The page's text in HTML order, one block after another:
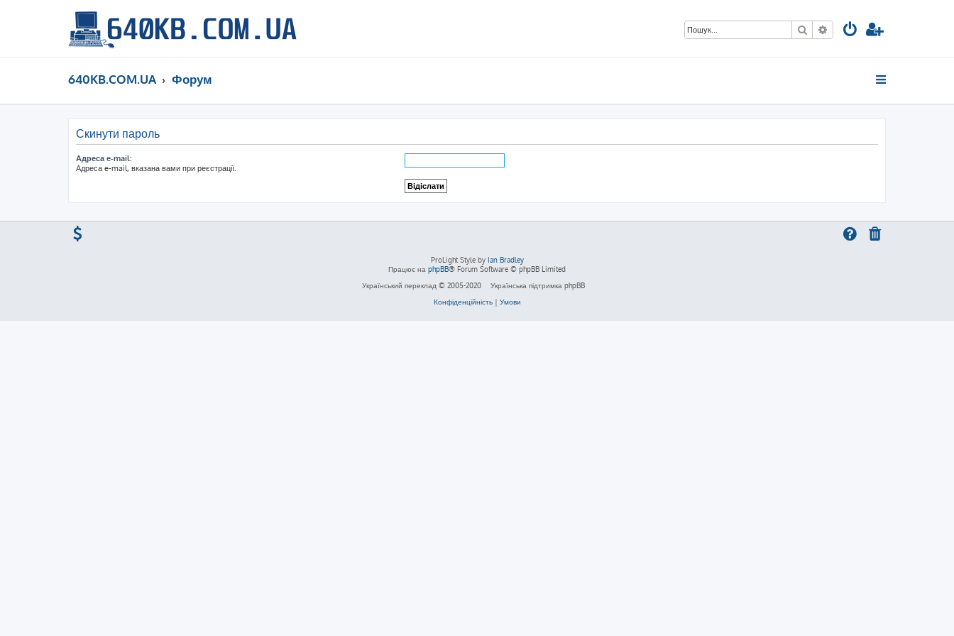
ПошукРозширений пошук
640KB.COM.UA Форум
Скинути пароль
Адреса e-mail:
Адреса e-mail, вказана вами при реєстрації.
ProLight Style by Ian Bradley
Працює на phpBB® Forum Software © phpBB Limited
Український переклад © 2005-2020
Українська підтримка phpBB
Конфіденційність| Умови